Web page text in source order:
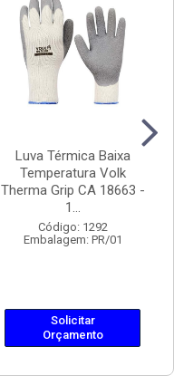
Luva Térmica Baixa
Temperatura Volk
Therma Grip CA 18663 -
1...
Código: 1292
Embalagem: PR/01
Solicitar
Orçamento